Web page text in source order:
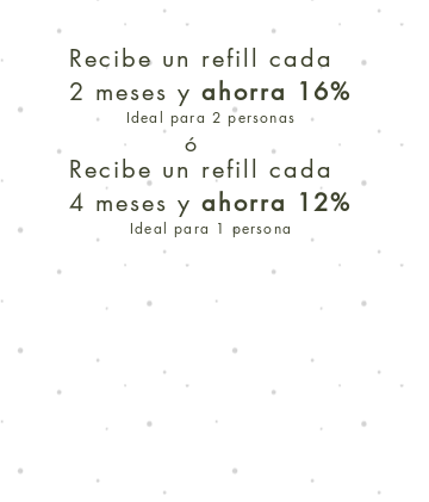
Recibe un refill cada
2 meses y ahorra 16%
Ideal para 2 personas
Recibe un refill cada
4 meses y ahorra 12%
Ideal para 1 persona
ó